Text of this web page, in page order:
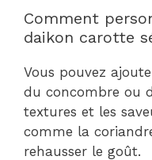
Comment
daikon carotte
Vous pouvez
du concombre ou
textures et les
comme la
rehausser le goût.